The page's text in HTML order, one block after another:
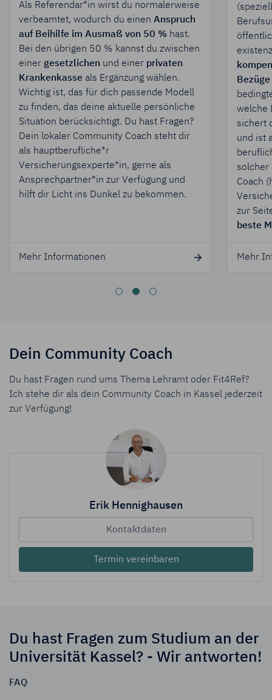
Als Referendar*in wirst du normalerweise
verbeamtet, wodurch du einen Anspruch
auf Beihilfe im Ausmaß von 50 % hast.
Bei den übrigen 50 % kannst du zwischen
einer gesetzlichen und einer privaten
Krankenkasse als Ergänzung wählen.
Wichtig ist, das für dich passende Modell
zu finden, das deine aktuelle persönliche
Situation berücksichtigt. Du hast Fragen?
Dein lokaler Community Coach steht dir
als hauptberufliche*r
Versicherungsexperte*in, gerne als
Ansprechpartner*in zur Verfügung und
hilft dir Licht ins Dunkel zu bekommen.
Mehr Informationen
Bezüge
welche
sichert
und ist
solcher
Coach
zur
beste
Mehr
Dein Community Coach
Du hast Fragen rund ums Thema Lehramt oder Fit4Ref?
Ich stehe dir als dein Community Coach in Kassel jederzeit
zur Verfügung!
Erik Hennighausen
Kontaktdaten
Termin vereinbaren
Du hast Fragen zum Studium an der
Universität Kassel? - Wir antworten!
FAQ